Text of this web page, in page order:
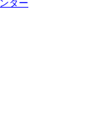
ター